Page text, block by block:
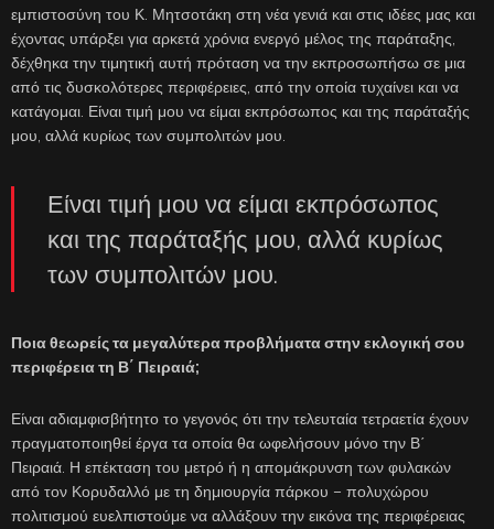
εμπιστοσύνη του Κ. Μητσοτάκη στη νέα γενιά και στις ιδέες μας και
έχοντας υπάρξει για αρκετά χρόνια ενεργό μέλος της παράταξης,
δέχθηκα την τιμητική αυτή πρόταση να την εκπροσωπήσω σε μια
από τις δυσκολότερες περιφέρειες, από την οποία τυχαίνει και να
κατάγομαι. Είναι τιμή μου να είμαι εκπρόσωπος και της παράταξής
μου, αλλά κυρίως των συμπολιτών μου.
Είναι τιμή μου να είμαι εκπρόσωπος
και της παράταξής μου, αλλά κυρίως
των συμπολιτών μου.
Ποια θεωρείς τα μεγαλύτερα προβλήματα στην εκλογική σου
περιφέρεια τη Β΄ Πειραιά;
Είναι αδιαμφισβήτητο το γεγονός ότι την τελευταία τετραετία έχουν
πραγματοποιηθεί έργα τα οποία θα ωφελήσουν μόνο την Β΄
Πειραιά. Η επέκταση του μετρό ή η απομάκρυνση των φυλακών
από τον Κορυδαλλό με τη δημιουργία πάρκου – πολυχώρου
πολιτισμού ευελπιστούμε να αλλάξουν την εικόνα της περιφέρειας